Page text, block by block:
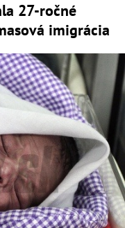
27-ročné
imigrácia